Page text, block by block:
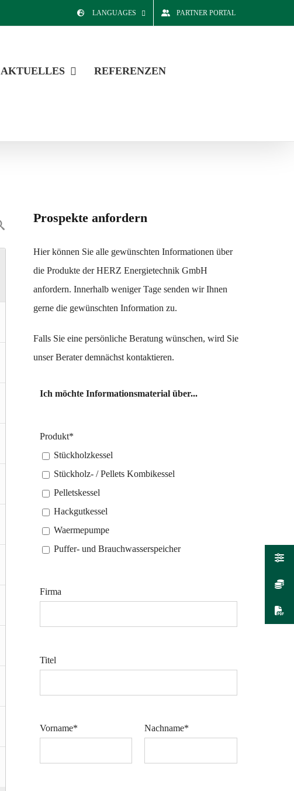
LANGUAGES PARTNER PORTAL
AKTUELLES REFERENZEN
Prospekte anfordern
Hier können Sie alle gewünschten Informationen über
die Produkte der HERZ Energietechnik GmbH
anfordern. Innerhalb weniger Tage senden wir Ihnen
gerne die gewünschten Information zu.
Falls Sie eine persönliche Beratung wünschen, wird Sie
unser Berater demnächst kontaktieren.
Ich möchte Informationsmaterial über...
Produkt*
Stückholzkessel
Stückholz- / Pellets Kombikessel
Pelletskessel
Hackgutkessel
Waermepumpe
Puffer- und Brauchwasserspeicher
Firma
Titel
Vorname* Nachname*